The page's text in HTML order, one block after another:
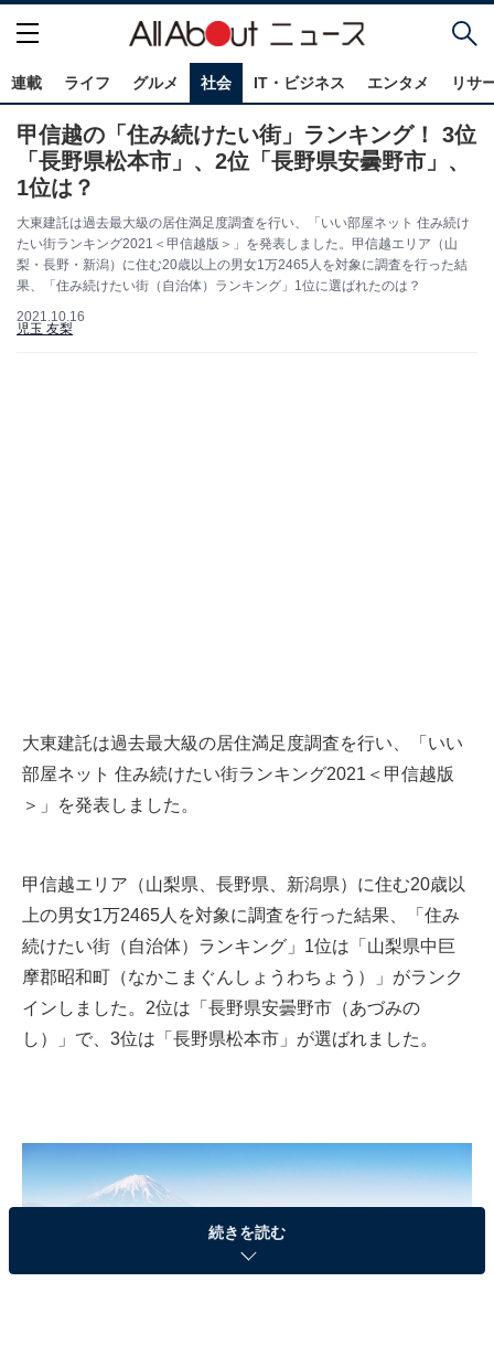
連載 ライフ グルメ 社会 IT・ビジネス エンタメ リサ
甲信越の「住み続けたい街」ランキング！ 3位
「長野県松本市」、2位「長野県安曇野市」、
1位は？
大東建託は過去最大級の居住満足度調査を行い、「いい部屋ネット 住み続け
たい街ランキング2021＜甲信越版＞」を発表しました。甲信越エリア（山
梨・長野・新潟）に住む20歳以上の男女1万2465人を対象に調査を行った結
果、「住み続けたい街（自治体）ランキング」1位に選ばれたのは？
2021.10.16
児玉 友梨
大東建託は過去最大級の居住満足度調査を行い、「いい
部屋ネット 住み続けたい街ランキング2021＜甲信越版
＞」を発表しました。
甲信越エリア（山梨県、長野県、新潟県）に住む20歳以
上の男女1万2465人を対象に調査を行った結果、「住み
続けたい街（自治体）ランキング」1位は「山梨県中巨
摩郡昭和町（なかこまぐんしょうわちょう）」がランク
インしました。2位は「長野県安曇野市（あづみの
し）」で、3位は「長野県松本市」が選ばれました。
続きを読む